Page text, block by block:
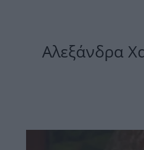
Αλεξάνδρα